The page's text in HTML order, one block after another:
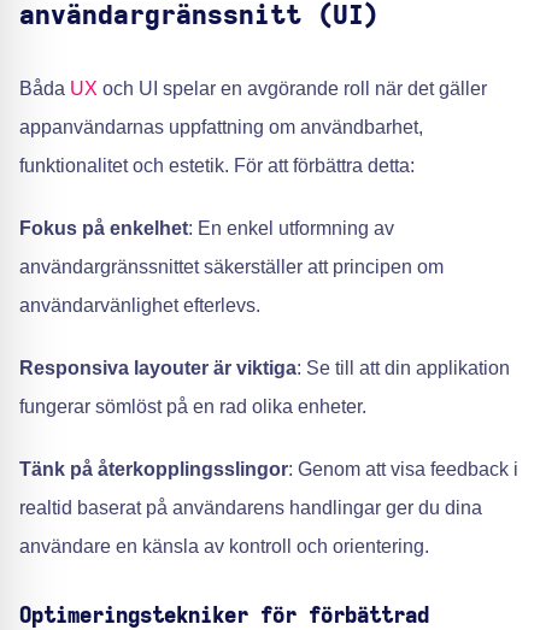
användargränssnitt (UI)
Båda UX och UI spelar en avgörande roll när det gäller
appanvändarnas uppfattning om användbarhet,
funktionalitet och estetik. För att förbättra detta:
Fokus på enkelhet: En enkel utformning av
användargränssnittet säkerställer att principen om
användarvänlighet efterlevs.
Responsiva layouter är viktiga: Se till att din applikation
fungerar sömlöst på en rad olika enheter.
Tänk på återkopplingsslingor: Genom att visa feedback i
realtid baserat på användarens handlingar ger du dina
användare en känsla av kontroll och orientering.
Optimeringstekniker för förbättrad